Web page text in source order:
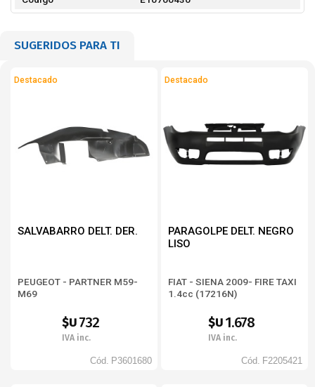
CIVIC SEDAN 2016-
COROLLA 1988-91
COROLLA 1997-99
COROLLA 2003-07
COROLLA 2016-17
COROLLA 2019-
CRV 2007-09
CRV 2010-11
CRV 2012-14
SUGERIDOS PARA TI
Destacado
SALVABARRO DELT. DER.
PEUGEOT - PARTNER M59-
M69
$U732
IVA inc.
Cód. P3601680
Destacado
PARAGOLPE DELT. NEGRO
LISO
FIAT - SIENA 2009- FIRE TAXI
1.4cc (17216N)
$U 1.678
IVA inc.
Cód. F2205421